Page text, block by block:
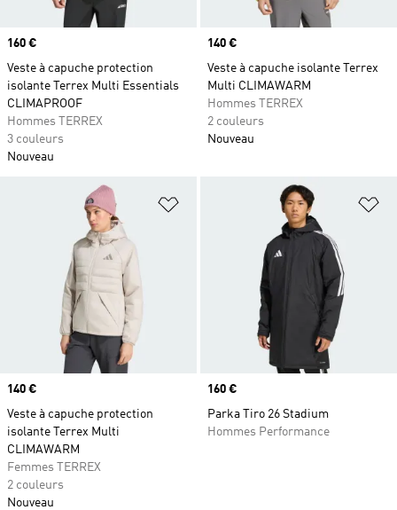
Prix
160 €
Veste à capuche protection
isolante Terrex Multi Essentials
CLIMAPROOF
Hommes TERREX
3 couleurs
Nouveau
Prix
140 €
Veste à capuche isolante Terrex
Multi CLIMAWARM
Hommes TERREX
2 couleurs
Nouveau
Ajouter à la Liste de produits
Prix
140 €
Veste à capuche protection
isolante Terrex Multi
CLIMAWARM
Femmes TERREX
2 couleurs
Nouveau
Prix
160 €
Parka Tiro 26 Stadium
Hommes Performance